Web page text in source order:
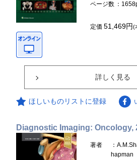
ページ数 ：
定価51,469円(
詳しく見る
ほしいものリストに登録
Diagnostic Imaging: Oncology,
著者
：
hapman